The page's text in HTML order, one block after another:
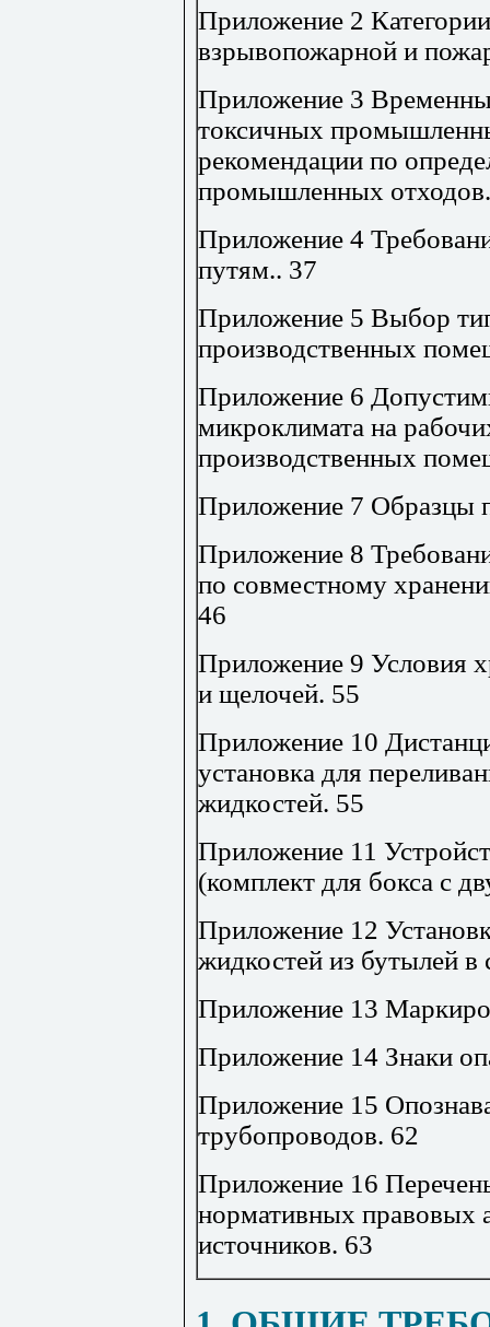
Приложение 2
взрывопожарной и
Приложение 3
токсичных
рекомендации по
промышленных отходов
Приложение 4
путям.. 37
Приложение 5 Выбор
производственных
Приложение 6
микроклимата на
производственных
Приложение 7 Образцы
Приложение 8
по совместному
46
Приложение 9 Условия
и щелочей. 55
Приложение 10
установка для
жидкостей. 55
Приложение 11
(комплект для бокса с
Приложение 12
жидкостей из бутылей в
Приложение 13
Приложение 14 Знаки
Приложение 15
трубопроводов. 62
Приложение 16
нормативных правовых
источников. 63